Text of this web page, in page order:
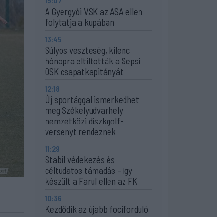
A Gyergyói VSK az ASA ellen
folytatja a kupában
13:45
Súlyos veszteség, kilenc
hónapra eltiltották a Sepsi
OSK csapatkapitányát
12:18
Új sportággal ismerkedhet
meg Székelyudvarhely,
nemzetközi diszkgolf-
versenyt rendeznek
11:29
Stabil védekezés és
céltudatos támadás – így
készült a Farul ellen az FK
10:36
Kezdődik az újabb fociforduló